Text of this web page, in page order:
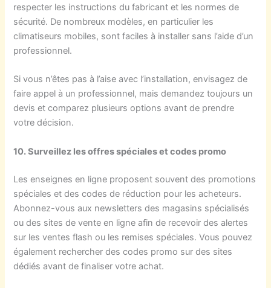
respecter les instructions du fabricant et les normes de
sécurité. De nombreux modèles, en particulier les
climatiseurs mobiles, sont faciles à installer sans l’aide d’un
professionnel.
Si vous n’êtes pas à l’aise avec l’installation, envisagez de
faire appel à un professionnel, mais demandez toujours un
devis et comparez plusieurs options avant de prendre
votre décision.
10. Surveillez les offres spéciales et codes promo
Les enseignes en ligne proposent souvent des promotions
spéciales et des codes de réduction pour les acheteurs.
Abonnez-vous aux newsletters des magasins spécialisés
ou des sites de vente en ligne afin de recevoir des alertes
sur les ventes flash ou les remises spéciales. Vous pouvez
également rechercher des codes promo sur des sites
dédiés avant de finaliser votre achat.